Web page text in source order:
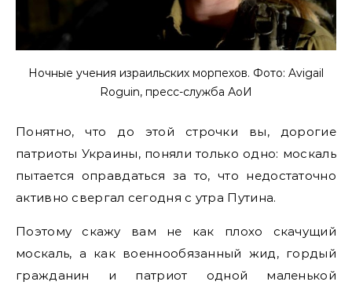
Ночные учения израильских морпехов. Фото: Avigail
Roguin, пресс-служба АоИ
Понятно, что до этой строчки вы, дорогие
патриоты Украины, поняли только одно: москаль
пытается оправдаться за то, что недостаточно
активно свергал сегодня с утра Путина.
Поэтому скажу вам не как плохо скачущий
москаль, а как военнообязанный жид, гордый
гражданин и патриот одной маленькой